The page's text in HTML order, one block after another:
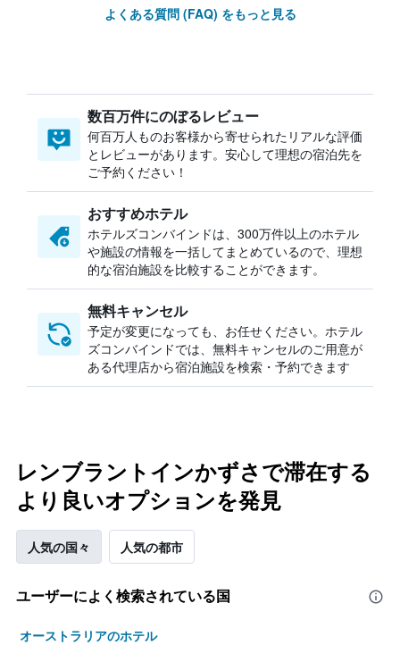
よくある質問 (FAQ) をもっと見る
数百万件にのぼるレビュー
何百万人ものお客様から寄せられたリアルな評価
とレビューがあります。安心して理想の宿泊先を
ご予約ください！
おすすめホテル
ホテルズコンバインドは、300万件以上のホテル
や施設の情報を一括してまとめているので、理想
的な宿泊施設を比較することができます。
無料キャンセル
予定が変更になっても、お任せください。ホテル
ズコンバインドでは、無料キャンセルのご用意が
ある代理店から宿泊施設を検索・予約できます
レンブラントインかずさで滞在する
より良いオプションを発見
人気の国々 人気の都市
ユーザーによく検索されている国
オーストラリアのホテル